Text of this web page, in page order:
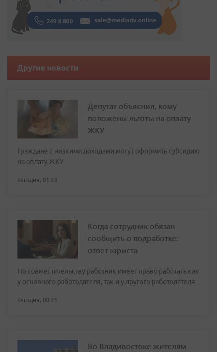
Другие новости
Депутат объяснил, кому
положены льготы на оплату
ЖКУ
Граждане с низкими доходами могут оформить субсидию
на оплату ЖКУ
сегодня, 01:28
Когда сотрудник обязан
сообщить о подработке:
ответ юриста
По совместительству работник имеет право работать как
у основного работодателя, так и у другого работодателя
сегодня, 00:26
Во Владивостоке жителям